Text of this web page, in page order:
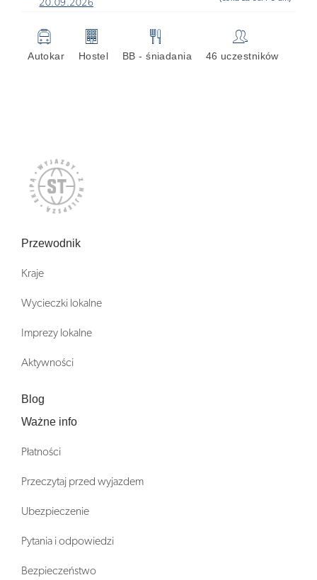
20.09.2026
🚍
Autokar
🏢
Hostel
🍴
BB - śniadania
👥
46 uczestników
Przewodnik
Kraje
Wycieczki lokalne
Imprezy lokalne
Aktywności
Blog
Ważne info
Płatności
Przeczytaj przed wyjazdem
Ubezpieczenie
Pytania i odpowiedzi
Bezpieczeństwo